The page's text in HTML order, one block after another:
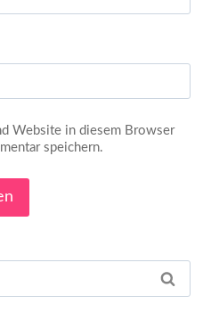
Website in diesem Browser
speichern.